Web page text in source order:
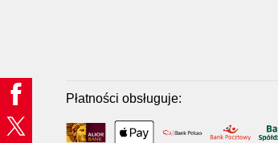
Płatności obsługuje: